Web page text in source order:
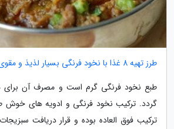
طرز تهیه 8 غذا با نخود فرنگی بسیار لذیذ و مقوی
طبع نخود فرنگی گرم است و مصرف آن
گردد. ترکیب نخود فرنگی و ادویه های
ترکیب فوق العاده بوده و قرار دریافت